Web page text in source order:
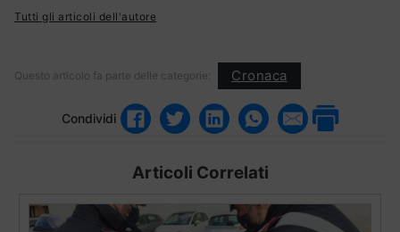
Tutti gli articoli dell'autore
Questo articolo fa parte delle categorie: Cronaca
Condividi
Articoli Correlati